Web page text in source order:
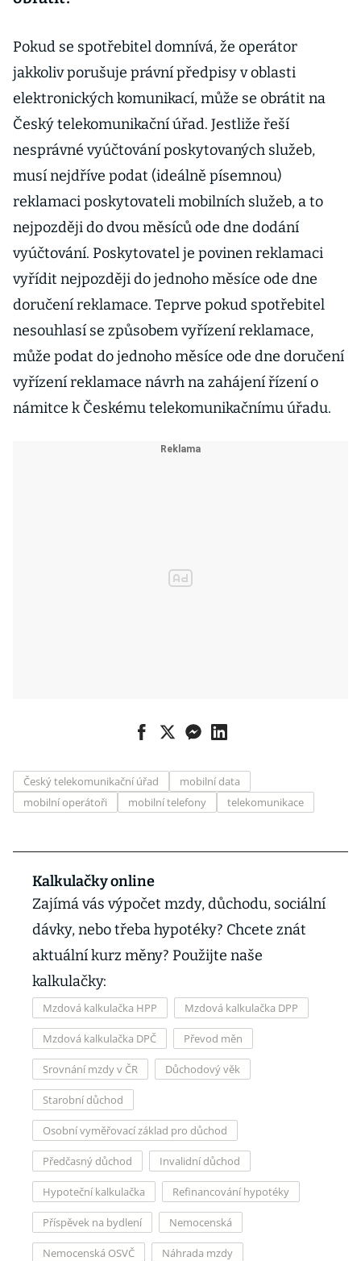
Pokud se spotřebitel domnívá, že operátor
jakkoliv porušuje právní předpisy v oblasti
elektronických komunikací, může se obrátit na
Český telekomunikační úřad. Jestliže řeší
nesprávné vyúčtování poskytovaných služeb,
musí nejdříve podat (ideálně písemnou)
reklamaci poskytovateli mobilních služeb, a to
nejpozději do dvou měsíců ode dne dodání
vyúčtování. Poskytovatel je povinen reklamaci
vyřídit nejpozději do jednoho měsíce ode dne
doručení reklamace. Teprve pokud spotřebitel
nesouhlasí se způsobem vyřízení reklamace,
může podat do jednoho měsíce ode dne doručení
vyřízení reklamace návrh na zahájení řízení o
námitce k Českému telekomunikačnímu úřadu.
Český telekomunikační úřad
mobilní data
mobilní operátoři
mobilní telefony telekomunikace
Kalkulačky online
Zajímá vás výpočet mzdy, důchodu, sociální
dávky, nebo třeba hypotéky? Chcete znát
aktuální kurz měny? Použijte naše
kalkulačky:
Mzdová kalkulačka HPP Mzdová kalkulačka DPP
Mzdová kalkulačka DPČ Převod měn
Srovnání mzdy v ČR Důchodový věk
Starobní důchod
Osobní vyměřovací základ pro důchod
Předčasný důchod Invalidní důchod
Hypoteční kalkulačka Refinancování hypotéky
Příspěvek na bydlení Nemocenská
Nemocenská OSVČ Náhrada mzdy